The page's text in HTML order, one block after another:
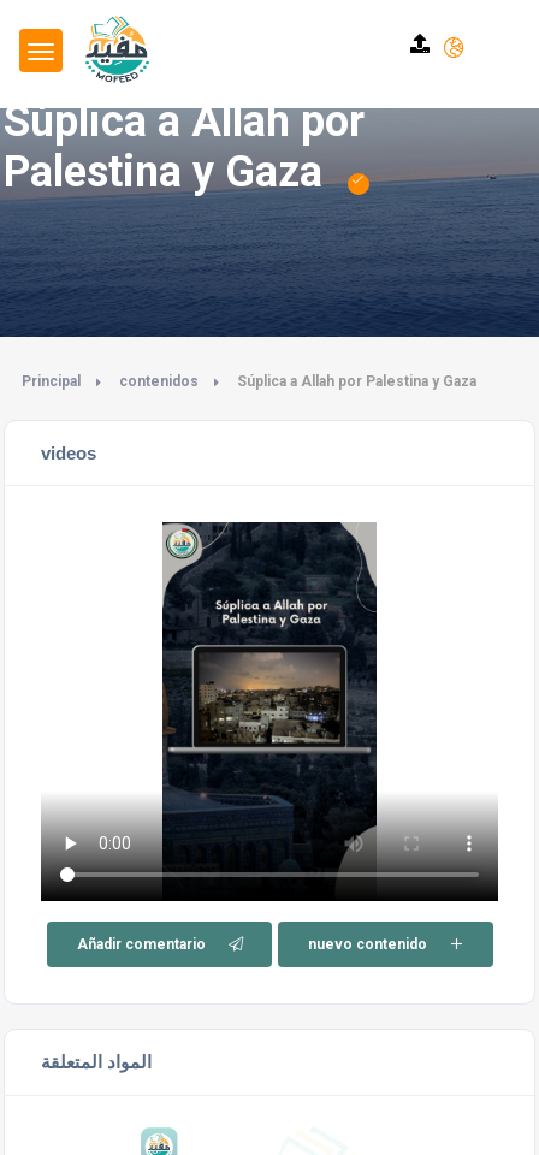
Súplica a Allah por
Palestina y Gaza
Principal contenidos Súplica a Allah por Palestina y Gaza
videos
Añadir comentario nuevo contenido
المواد المتعلقة